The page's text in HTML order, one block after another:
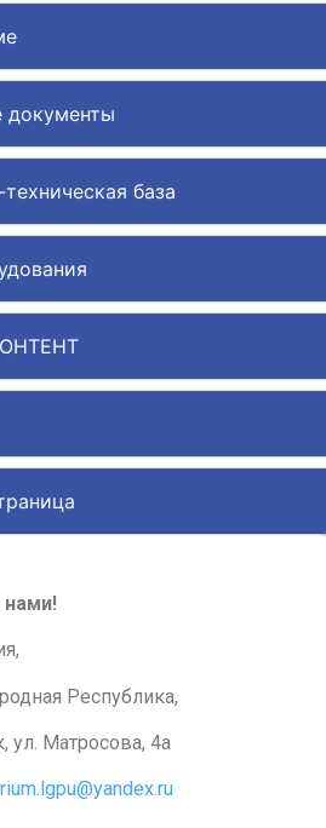
документы
база
нами!
Республика,
ул. Матросова, 4а